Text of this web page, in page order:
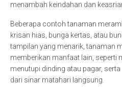
menambah keindahan dan
Beberapa contoh tanaman
krisan hias, bunga kertas, atau
tampilan yang menarik, tanaman
memberikan manfaat lain, seperti
menutupi dinding atau pagar,
dari sinar matahari langsung.